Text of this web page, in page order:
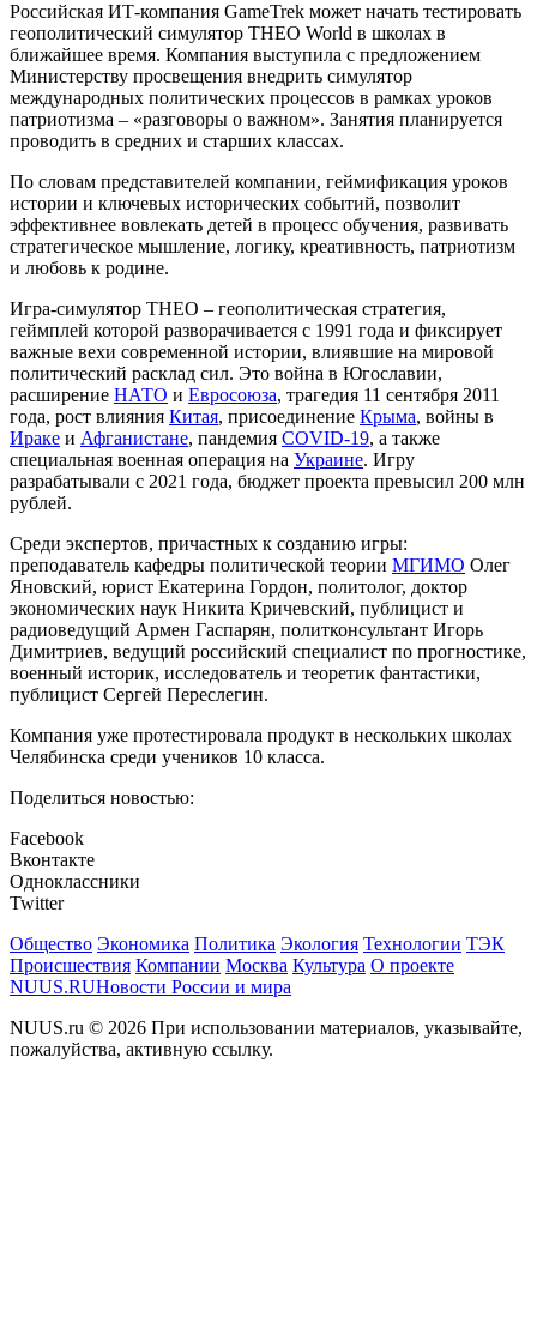
Российская ИТ-компания GameTrek может начать тестировать
геополитический симулятор THEO World в школах в
ближайшее время. Компания выступила с предложением
Министерству просвещения внедрить симулятор
международных политических процессов в рамках уроков
патриотизма – «разговоры о важном». Занятия планируется
проводить в средних и старших классах.
По словам представителей компании, геймификация уроков
истории и ключевых исторических событий, позволит
эффективнее вовлекать детей в процесс обучения, развивать
стратегическое мышление, логику, креативность, патриотизм
и любовь к родине.
Игра-симулятор THEO – геополитическая стратегия,
геймплей которой разворачивается с 1991 года и фиксирует
важные вехи современной истории, влиявшие на мировой
политический расклад сил. Это война в Югославии,
расширение НАТО и Евросоюза, трагедия 11 сентября 2011
года, рост влияния Китая, присоединение Крыма, войны в
Ираке и Афганистане, пандемия COVID-19, а также
специальная военная операция на Украине. Игру
разрабатывали с 2021 года, бюджет проекта превысил 200 млн
рублей.
Среди экспертов, причастных к созданию игры:
преподаватель кафедры политической теории МГИМО Олег
Яновский, юрист Екатерина Гордон, политолог, доктор
экономических наук Никита Кричевский, публицист и
радиоведущий Армен Гаспарян, политконсультант Игорь
Димитриев, ведущий российский специалист по прогностике,
военный историк, исследователь и теоретик фантастики,
публицист Сергей Переслегин.
Компания уже протестировала продукт в нескольких школах
Челябинска среди учеников 10 класса.
Поделиться новостью:
Facebook
Вконтакте
Одноклассники
Twitter
Общество Экономика Политика Экология Технологии ТЭК
Происшествия Компании Москва Культура О проекте
NUUS.RUНовости России и мира
NUUS.ru © 2026 При использовании материалов, указывайте,
пожалуйства, активную ссылку.